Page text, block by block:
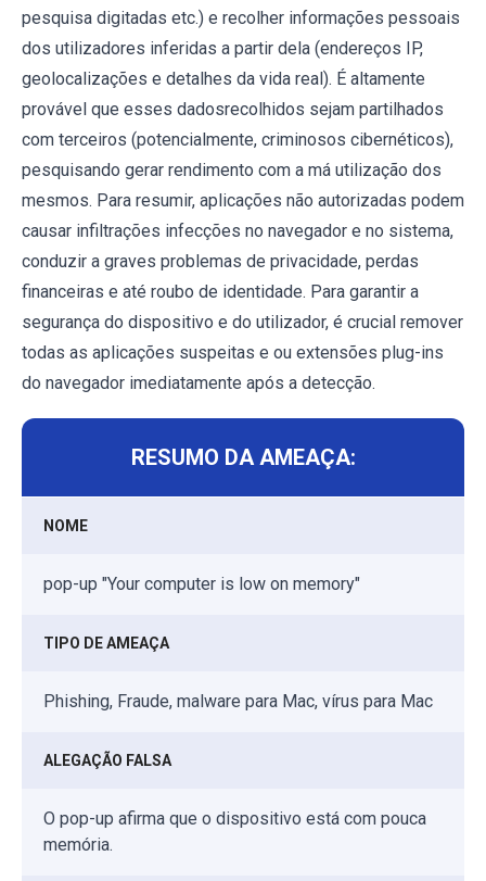
pesquisa digitadas etc.) e recolher informações pessoais
dos utilizadores inferidas a partir dela (endereços IP,
geolocalizações e detalhes da vida real). É altamente
provável que esses dadosrecolhidos sejam partilhados
com terceiros (potencialmente, criminosos cibernéticos),
pesquisando gerar rendimento com a má utilização dos
mesmos. Para resumir, aplicações não autorizadas podem
causar infiltrações infecções no navegador e no sistema,
conduzir a graves problemas de privacidade, perdas
financeiras e até roubo de identidade. Para garantir a
segurança do dispositivo e do utilizador, é crucial remover
todas as aplicações suspeitas e ou extensões plug-ins
do navegador imediatamente após a detecção.
RESUMO DA AMEAÇA:
NOME
pop-up "Your computer is low on memory"
TIPO DE AMEAÇA
Phishing, Fraude, malware para Mac, vírus para Mac
ALEGAÇÃO FALSA
O pop-up afirma que o dispositivo está com pouca
memória.